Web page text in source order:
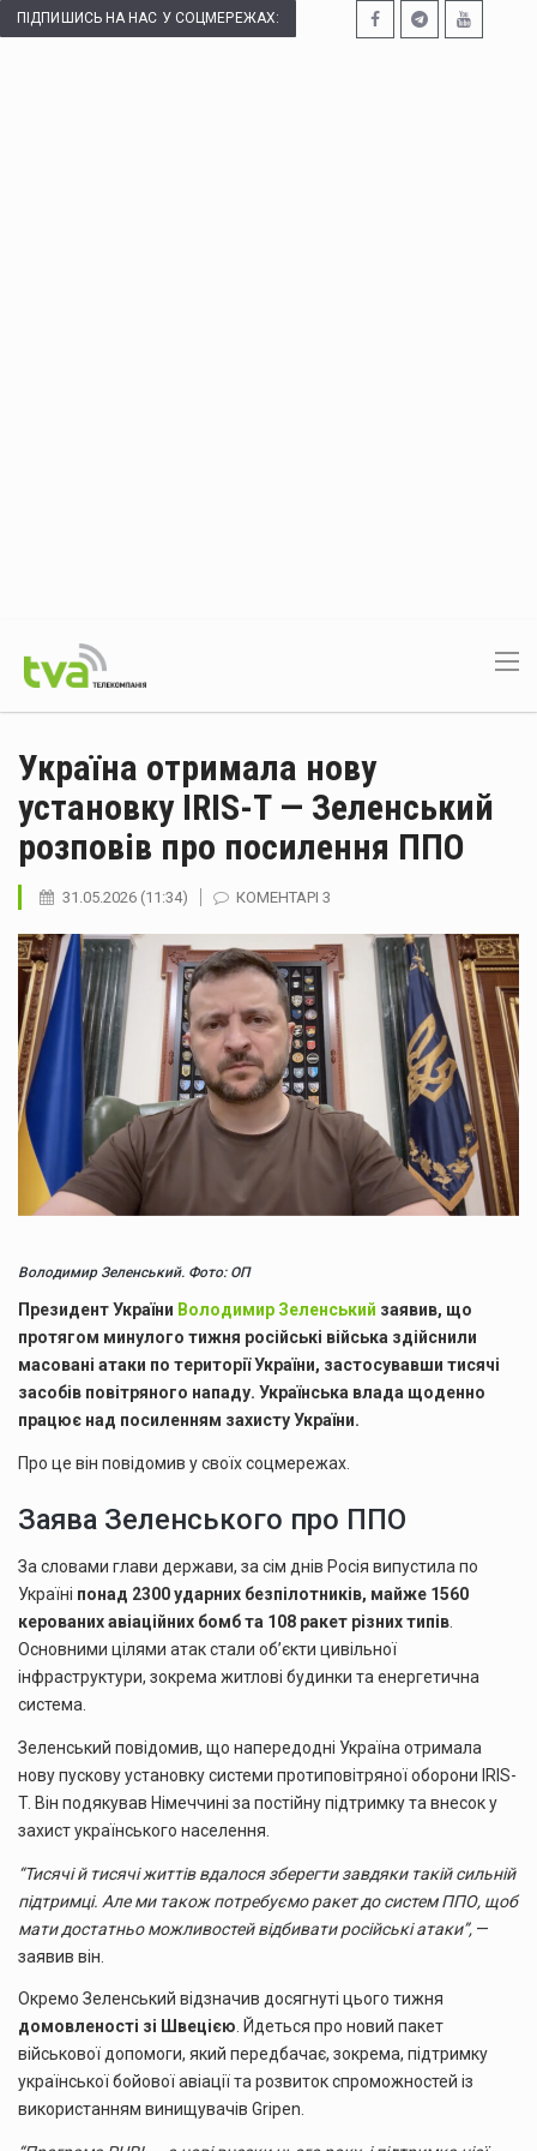
ПІДПИШИСЬ НА НАС У СОЦМЕРЕЖАХ:
Україна отримала нову
установку IRIS-T — Зеленський
розповів про посилення ППО
31.05.2026 (11:34) КОМЕНТАРІ 3
Володимир Зеленський. Фото: ОП
Президент України Володимир Зеленський заявив, що
протягом минулого тижня російські війська здійснили
масовані атаки по території України, застосувавши тисячі
засобів повітряного нападу. Українська влада щоденно
працює над посиленням захисту України.
Про це він повідомив у своїх соцмережах.
Заява Зеленського про ППО
За словами глави держави, за сім днів Росія випустила по
Україні понад 2300 ударних безпілотників, майже 1560
керованих авіаційних бомб та 108 ракет різних типів.
Основними цілями атак стали об’єкти цивільної
інфраструктури, зокрема житлові будинки та енергетична
система.
Зеленський повідомив, що напередодні Україна отримала
нову пускову установку системи протиповітряної оборони IRIS-
T. Він подякував Німеччині за постійну підтримку та внесок у
захист українського населення.
“Тисячі й тисячі життів вдалося зберегти завдяки такій сильній
підтримці. Але ми також потребуємо ракет до систем ППО, щоб
мати достатньо можливостей відбивати російські атаки”, —
заявив він.
Окремо Зеленський відзначив досягнуті цього тижня
домовленості зі Швецією . Йдеться про новий пакет
військової допомоги, який передбачає, зокрема, підтримку
української бойової авіації та розвиток спроможностей із
використанням винищувачів Gripen.